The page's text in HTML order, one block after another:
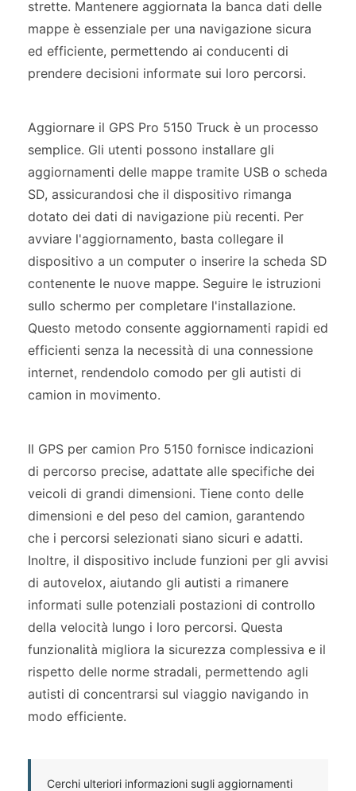
strette. Mantenere aggiornata la banca dati delle
mappe è essenziale per una navigazione sicura
ed efficiente, permettendo ai conducenti di
prendere decisioni informate sui loro percorsi.
Aggiornare il GPS Pro 5150 Truck è un processo
semplice. Gli utenti possono installare gli
aggiornamenti delle mappe tramite USB o scheda
SD, assicurandosi che il dispositivo rimanga
dotato dei dati di navigazione più recenti. Per
avviare l'aggiornamento, basta collegare il
dispositivo a un computer o inserire la scheda SD
contenente le nuove mappe. Seguire le istruzioni
sullo schermo per completare l'installazione.
Questo metodo consente aggiornamenti rapidi ed
efficienti senza la necessità di una connessione
internet, rendendolo comodo per gli autisti di
camion in movimento.
Il GPS per camion Pro 5150 fornisce indicazioni
di percorso precise, adattate alle specifiche dei
veicoli di grandi dimensioni. Tiene conto delle
dimensioni e del peso del camion, garantendo
che i percorsi selezionati siano sicuri e adatti.
Inoltre, il dispositivo include funzioni per gli avvisi
di autovelox, aiutando gli autisti a rimanere
informati sulle potenziali postazioni di controllo
della velocità lungo i loro percorsi. Questa
funzionalità migliora la sicurezza complessiva e il
rispetto delle norme stradali, permettendo agli
autisti di concentrarsi sul viaggio navigando in
modo efficiente.
Cerchi ulteriori informazioni sugli aggiornamenti